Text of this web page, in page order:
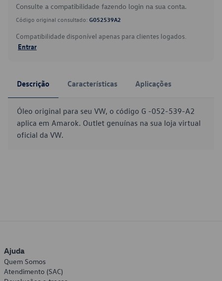
Consulte a compatibilidade fazendo login na sua conta.
Código original consultado: G052539A2
Compatibilidade disponível apenas para clientes logados.
Entrar
Descrição Características Aplicações
Óleo original para seu VW, o código G -052-539-A2
aplica em Amarok. Outlet genuínas na sua loja virtual
oficial da VW.
Ajuda
Quem Somos
Atendimento (SAC)